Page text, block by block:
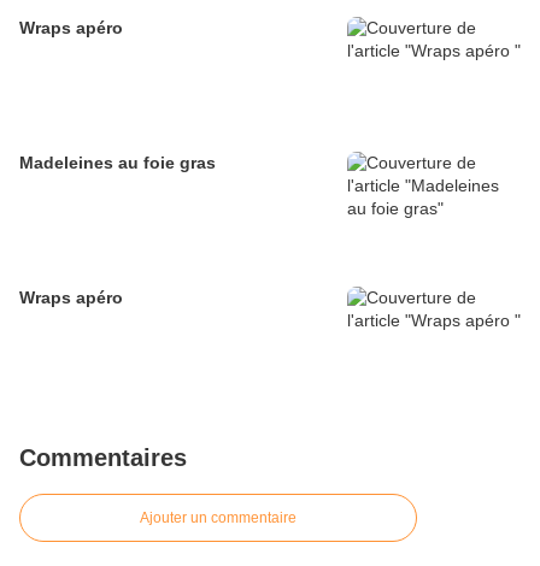
Wraps apéro
Madeleines au foie gras
Wraps apéro
Commentaires
Ajouter un commentaire